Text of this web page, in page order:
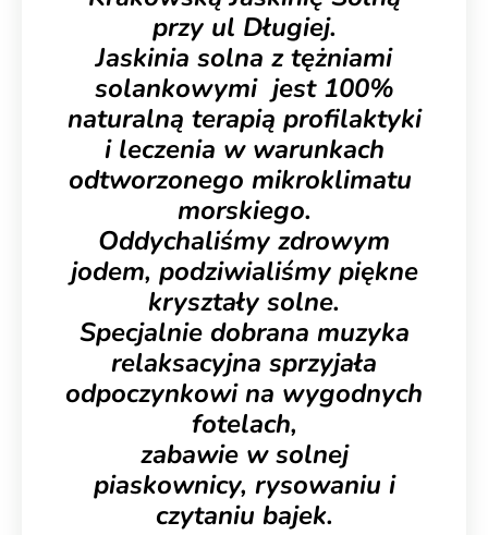
przy ul Długiej.
Jaskinia solna z tężniami
solankowymi jest 100%
naturalną terapią profilaktyki
i leczenia w warunkach
odtworzonego mikroklimatu
morskiego.
Oddychaliśmy zdrowym
jodem, podziwialiśmy piękne
kryształy solne.
Specjalnie dobrana muzyka
relaksacyjna sprzyjała
odpoczynkowi na wygodnych
fotelach,
zabawie w solnej
piaskownicy, rysowaniu i
czytaniu bajek.